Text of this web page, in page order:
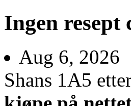
Ingen resept
Aug 6, 2026
Shans 1A5